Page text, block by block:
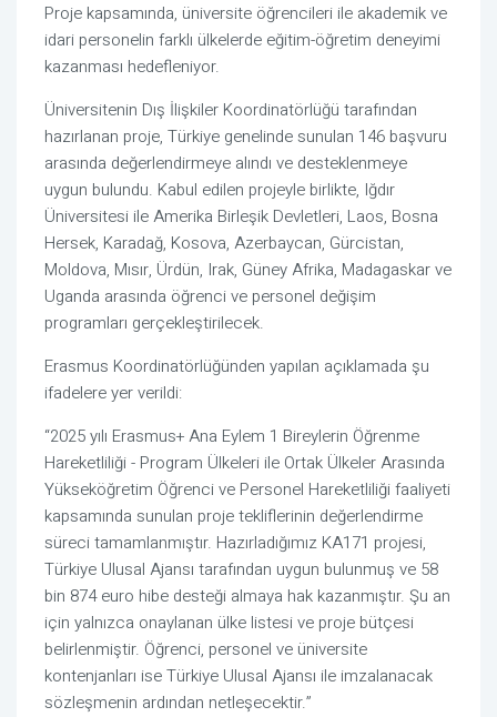
Proje kapsamında, üniversite öğrencileri ile akademik ve
idari personelin farklı ülkelerde eğitim-öğretim deneyimi
kazanması hedefleniyor.
Üniversitenin Dış İlişkiler Koordinatörlüğü tarafından
hazırlanan proje, Türkiye genelinde sunulan 146 başvuru
arasında değerlendirmeye alındı ve desteklenmeye
uygun bulundu. Kabul edilen projeyle birlikte, Iğdır
Üniversitesi ile Amerika Birleşik Devletleri, Laos, Bosna
Hersek, Karadağ, Kosova, Azerbaycan, Gürcistan,
Moldova, Mısır, Ürdün, Irak, Güney Afrika, Madagaskar ve
Uganda arasında öğrenci ve personel değişim
programları gerçekleştirilecek.
Erasmus Koordinatörlüğünden yapılan açıklamada şu
ifadelere yer verildi:
“2025 yılı Erasmus+ Ana Eylem 1 Bireylerin Öğrenme
Hareketliliği - Program Ülkeleri ile Ortak Ülkeler Arasında
Yükseköğretim Öğrenci ve Personel Hareketliliği faaliyeti
kapsamında sunulan proje tekliflerinin değerlendirme
süreci tamamlanmıştır. Hazırladığımız KA171 projesi,
Türkiye Ulusal Ajansı tarafından uygun bulunmuş ve 58
bin 874 euro hibe desteği almaya hak kazanmıştır. Şu an
için yalnızca onaylanan ülke listesi ve proje bütçesi
belirlenmiştir. Öğrenci, personel ve üniversite
kontenjanları ise Türkiye Ulusal Ajansı ile imzalanacak
sözleşmenin ardından netleşecektir.”